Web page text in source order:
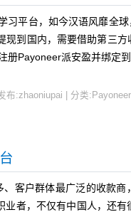
平台，如今汉语风靡全球
到国内，需要借助第三方
Payoneer派安盈并绑定到
布:zhaoniupai | 分类
客户群体最广泛的收款商
者，不仅有中国人，还有